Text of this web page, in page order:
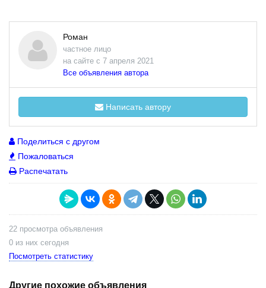
Роман
частное лицо
на сайте с 7 апреля 2021
Все объявления автора
Написать автору
Поделиться с другом
Пожаловаться
Распечатать
22 просмотра объявления
0 из них сегодня
Посмотреть статистику
Другие похожие объявления